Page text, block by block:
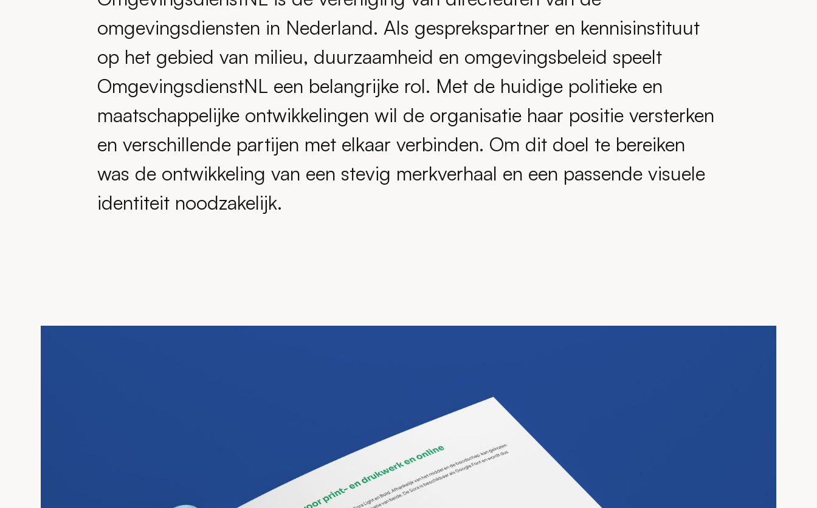
omgevingsdiensten in Nederland. Als gesprekspartner en kennisinstituut
op het gebied van milieu, duurzaamheid en omgevingsbeleid speelt
OmgevingsdienstNL een belangrijke rol. Met de huidige politieke en
maatschappelijke ontwikkelingen wil de organisatie haar positie versterken
en verschillende partijen met elkaar verbinden. Om dit doel te bereiken
was de ontwikkeling van een stevig merkverhaal en een passende visuele
identiteit noodzakelijk.